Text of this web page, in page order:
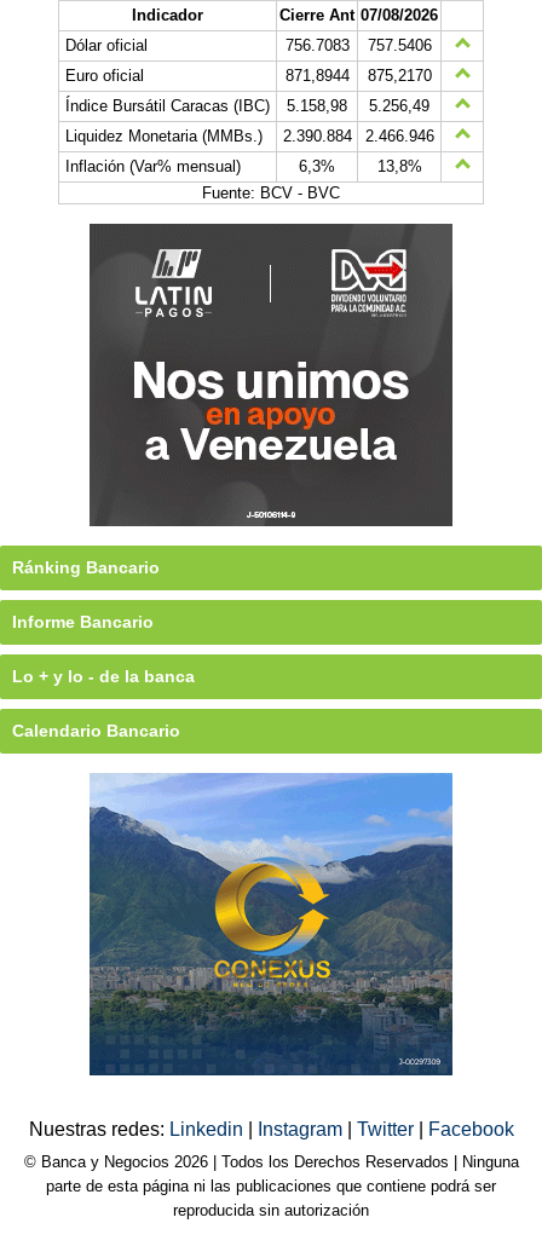
Indicador Cierre Ant 07/08/2026
Dólar oficial
756.7083
757.5406
Euro oficial
871,8944
875,2170
Índice Bursátil Caracas (IBC)
5.158,98
5.256,49
Liquidez Monetaria (MMBs.)
2.390.884
2.466.946
Inflación (Var% mensual)
6,3%
13,8%
Fuente: BCV - BVC
Ránking Bancario
Informe Bancario
Lo + y lo - de la banca
Calendario Bancario
Nuestras redes: Linkedin Instagram Twitter Facebook
© Banca y Negocios 2026 | Todos los Derechos Reservados | Ninguna
parte de esta página ni las publicaciones que contiene podrá ser
reproducida sin autorización